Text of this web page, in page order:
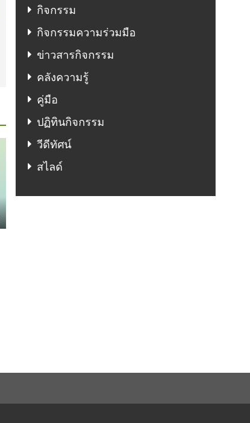
กิจกรรม
กิจกรรมความร่วมมือ
ข่าวสารกิจกรรม
คลังความรู้
คู่มือ
ปฏิทินกิจกรรม
วีดีทัศน์
สไลด์